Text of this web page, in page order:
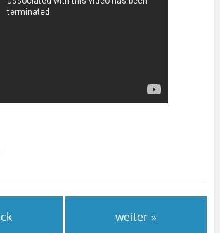
weiter »